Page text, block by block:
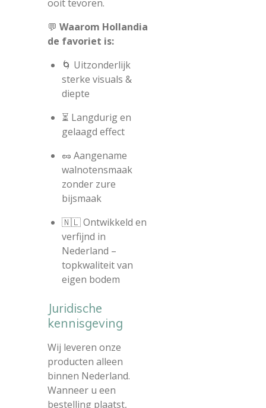
ooit tevoren.
💬 Waarom Hollandia
de favoriet is:
🌀 Uitzonderlijk
sterke visuals &
diepte
⏳ Langdurig en
gelaagd effect
🥜 Aangename
walnotensmaak
zonder zure
bijsmaak
🇳🇱 Ontwikkeld en
verfijnd in
Nederland –
topkwaliteit van
eigen bodem
Juridische
kennisgeving
Wij leveren onze
producten alleen
binnen Nederland.
Wanneer u een
bestelling plaatst,